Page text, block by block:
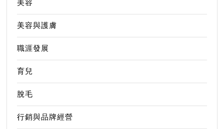
美容
美容與護膚
職涯發展
育兒
脫毛
行銷與品牌經營